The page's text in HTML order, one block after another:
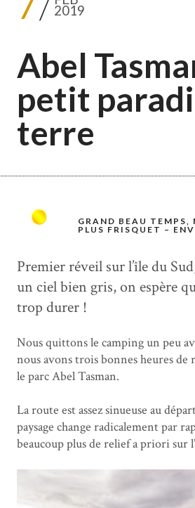
2019
Abel
petit
terre
GRAND BEAU TEMPS,
PLUS FRISQUET –
Premier réveil sur l’île du
un ciel bien gris, on espère
trop durer !
Nous quittons le camping un peu
nous avons trois bonnes heures
le parc Abel Tasman.
La route est assez sinueuse au
paysage change radicalement par
beaucoup plus de relief a priori sur